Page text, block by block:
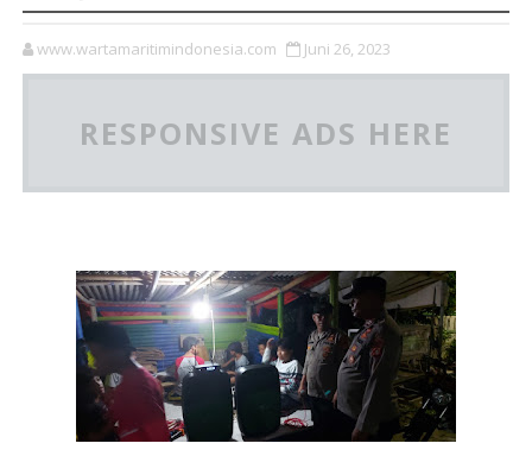
www.wartamaritimindonesia.com Juni 26, 2023
RESPONSIVE ADS HERE